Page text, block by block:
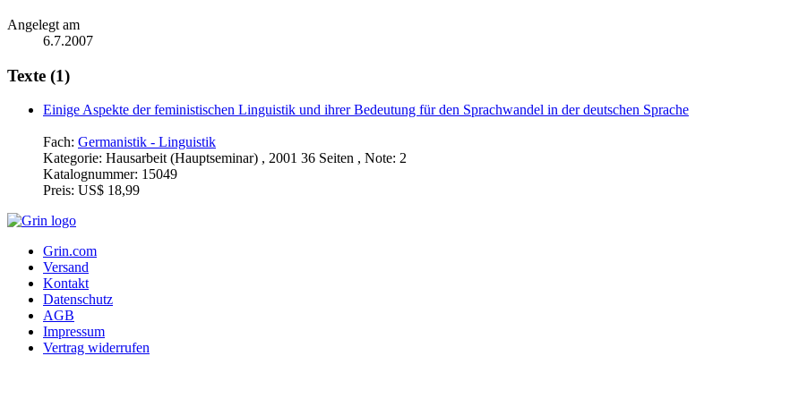
Angelegt am
6.7.2007
Texte (1)
Einige Aspekte der feministischen Linguistik und ihrer Bedeutung für den Sprachwandel in der deutschen Sprache
Fach: Germanistik - Linguistik
Kategorie: Hausarbeit (Hauptseminar) , 2001 36 Seiten , Note: 2
Katalognummer: 15049
Preis: US$ 18,99
Grin.com
Versand
Kontakt
Datenschutz
AGB
Impressum
Vertrag widerrufen